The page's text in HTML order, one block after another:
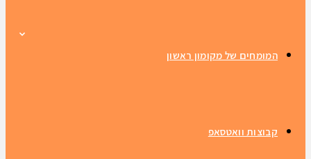
המומחים של מקומון ראשון
קבוצות וואטסאפ